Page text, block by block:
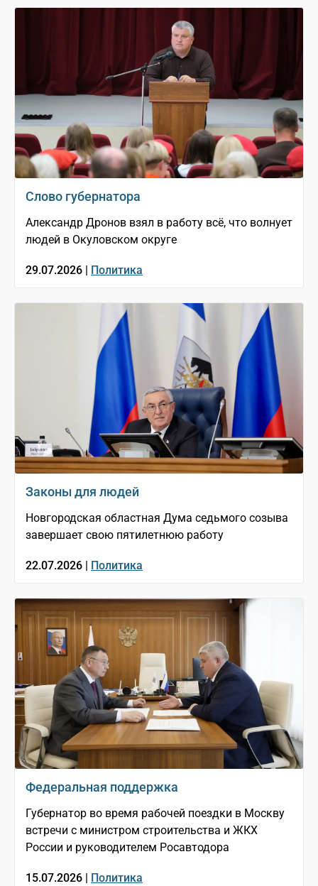
Слово губернатора
Александр Дронов взял в работу всё, что волнует
людей в Окуловском округе
29.07.2026 | Политика
Законы для людей
Новгородская областная Дума седьмого созыва
завершает свою пятилетнюю работу
22.07.2026 | Политика
Федеральная поддержка
Губернатор во время рабочей поездки в Москву
встречи с министром строительства и ЖКХ
России и руководителем Росавтодора
15.07.2026 | Политика